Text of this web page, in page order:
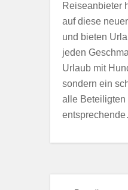
Reiseanbieter
auf diese
und bieten
jeden
Urlaub mit
sondern ein
alle Beteiligten